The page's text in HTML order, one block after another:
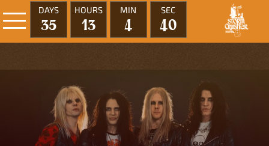
DAYS
35
HOURS
13
MIN
4
SEC
40